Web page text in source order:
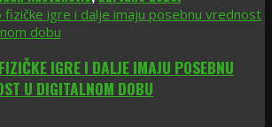
IGRE I DALJE IMAJU POSEBNU
U DIGITALNOM DOBU